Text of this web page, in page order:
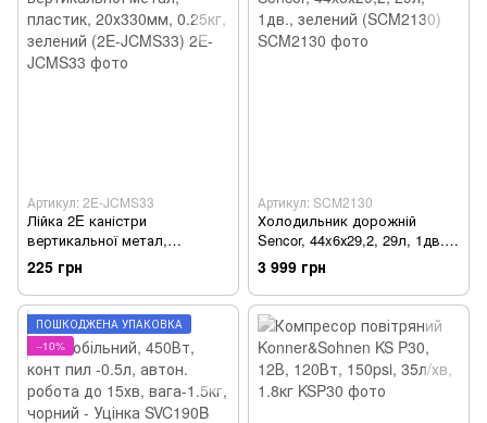
Артикул: 2E-JCMS33
Лійка 2E каністри
вертикальної метал,
пластик, 20х330мм, 0.25кг,
зелений (2E-JCMS33)
225 грн
Артикул: SCM2130
Холодильник дорожній
Sencor, 44x6х29,2, 29л, 1дв.,
зелений (SCM2130)
3 999 грн
ПОШКОДЖЕНА УПАКОВКА
−10%